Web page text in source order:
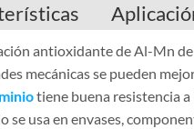
antioxidante de Al-Mn
mecánicas se pueden
tiene buena resistencia a
usa en envases,